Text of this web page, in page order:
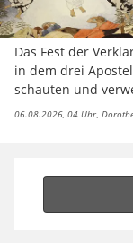
Das Fest der
in dem drei
schauten und
06.08.2026, 04 Uhr